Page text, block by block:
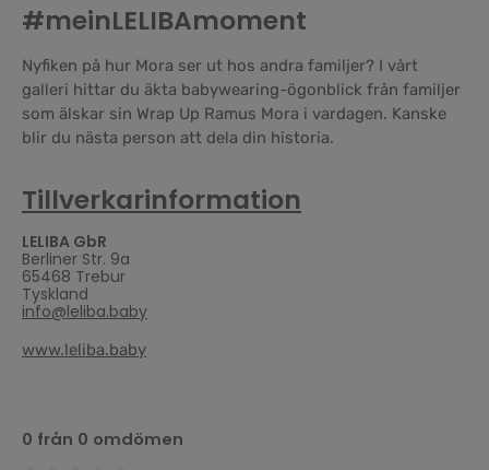
#meinLELIBAmoment
Nyfiken på hur Mora ser ut hos andra familjer? I vårt
galleri hittar du äkta babywearing-ögonblick från familjer
som älskar sin Wrap Up Ramus Mora i vardagen. Kanske
blir du nästa person att dela din historia.
Tillverkarinformation
LELIBA GbR
Berliner Str. 9a
65468 Trebur
Tyskland
info@leliba.baby
www.leliba.baby
0 från 0 omdömen